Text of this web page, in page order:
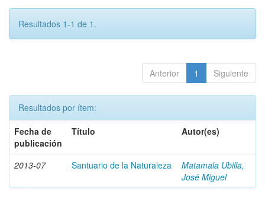
Resultados 1-1 de 1.
Anterior 1 Siguiente
Resultados por ítem:
Fecha de
publicación
Título Autor(es)
2013-07 Santuario de la Naturaleza
Matamala Ubilla,
José Miguel